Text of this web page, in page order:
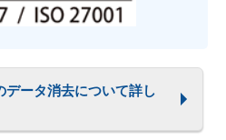
ータ消去について詳し